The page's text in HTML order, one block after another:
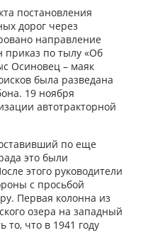
постановления
дорог через
направление
приказ по тылу «Об
Осиновец – маяк
была разведана
19 ноября
автотракторной
по еще
это были
этого руководители
с просьбой
Первая колонна из
озера на западный
то, что в 1941 году